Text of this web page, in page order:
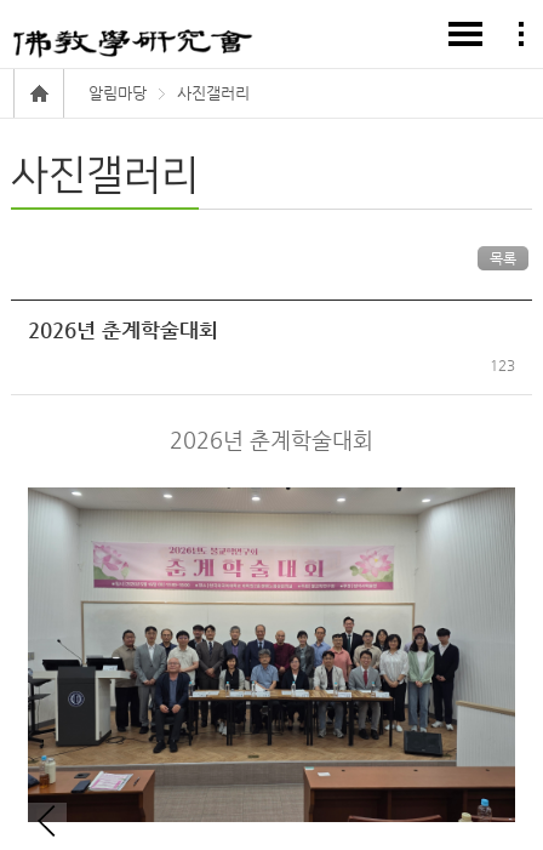
알림마당 사진갤러리
사진갤러리
목록
2026년 춘계학술대회
123
2026년 춘계학술대회
불교학연구회 회원님, 안녕하십니까.